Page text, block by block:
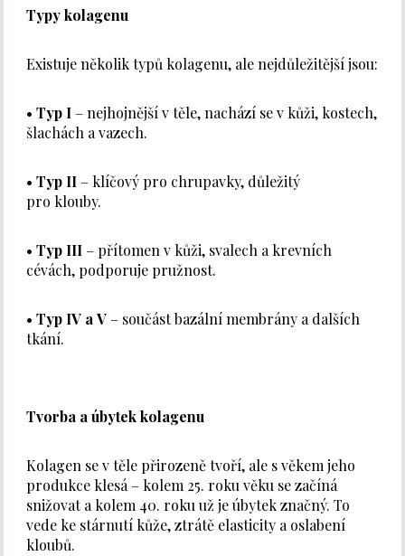
Typy kolagenu
Existuje několik typů kolagenu, ale nejdůležitější jsou:
•Typ I – nejhojnější v těle, nachází se v kůži, kostech,
šlachách a vazech.
•Typ II – klíčový pro chrupavky, důležitý
pro klouby.
•Typ III – přítomen v kůži, svalech a krevních
cévách, podporuje pružnost.
•Typ IV a V – součást bazální membrány a dalších
tkání.
Tvorba a úbytek kolagenu
Kolagen se v těle přirozeně tvoří, ale s věkem jeho
produkce klesá – kolem 25. roku věku se začíná
snižovat a kolem 40. roku už je úbytek značný. To
vede ke stárnutí kůže, ztrátě elasticity a oslabení
kloubů.